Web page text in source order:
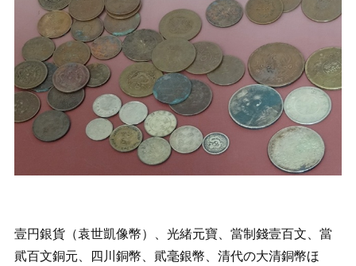
壹円銀貨（袁世凱像幣）、光緒元寶、當制錢壹百文、當
貮百文銅元、四川銅幣、貮毫銀幣、清代の大清銅幣ほ